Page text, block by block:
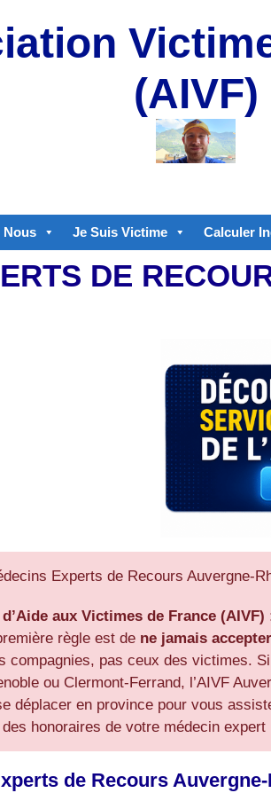
(AIVF)
Nous Je Suis Victime Calculer
DE
Experts de Recours Auvergne-
aux Victimes de France (AIVF)
règle est de ne jamais
compagnies, pas ceux des victimes.
ou Clermont-Ferrand, l’AIVF
déplacer en province pour vous
honoraires de votre médecin
de Recours